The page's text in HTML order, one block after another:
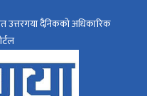
उत्तरगया दैनिकको अधिकारिक